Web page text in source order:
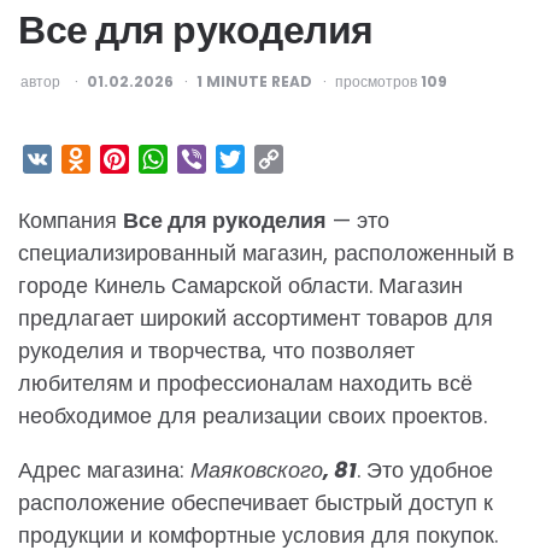
Все для рукоделия
ОПУБЛИКОВАНО
автор 01.02.2026 1 MINUTE READ просмотров 109
VK Odnoklassniki
PinterestWhatsApp
Viber Twitter
Компания Все для рукоделия — это
специализированный магазин, расположенный в
городе Кинель Самарской области. Магазин
предлагает широкий ассортимент товаров для
рукоделия и творчества, что позволяет
любителям и профессионалам находить всё
необходимое для реализации своих проектов.
Адрес магазина: Маяковского, 81. Это удобное
расположение обеспечивает быстрый доступ к
продукции и комфортные условия для покупок.